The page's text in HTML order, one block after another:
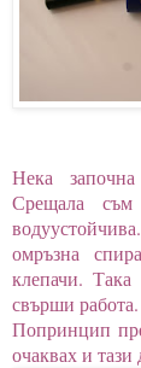
Нека
Срещала
омръзна
клепачи.
свърши работа.
Попринцип
очаквах и тази